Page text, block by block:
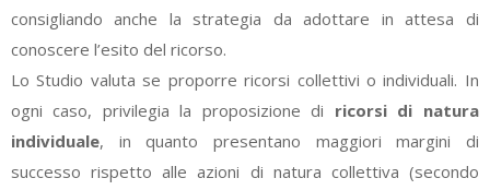
consigliando anche la strategia da adottare in attesa di
conoscere l’esito del ricorso.
Lo Studio valuta se proporre ricorsi collettivi o individuali. In
ogni caso, privilegia la proposizione di ricorsi di natura
individuale, in quanto presentano maggiori margini di
successo rispetto alle azioni di natura collettiva (secondo